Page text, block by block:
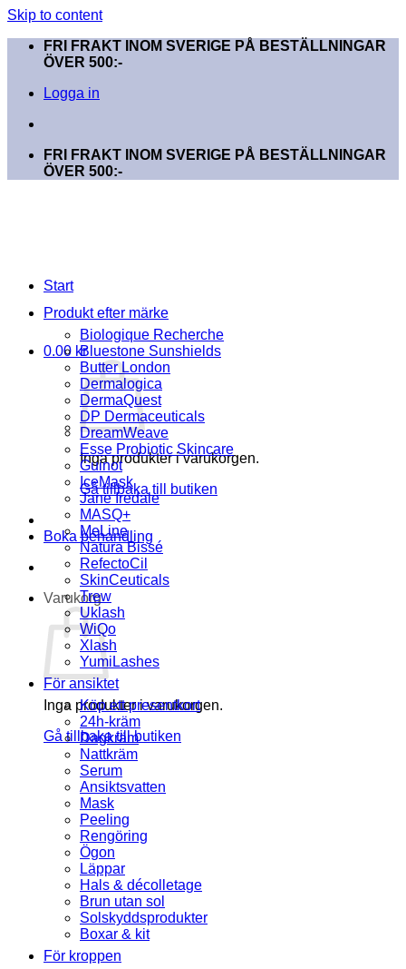
Skip to content
FRI FRAKT INOM SVERIGE PÅ BESTÄLLNINGAR
ÖVER 500:-
Logga in
FRI FRAKT INOM SVERIGE PÅ BESTÄLLNINGAR
ÖVER 500:-
0.00 kr
Inga produkter i varukorgen.
Gå tillbaka till butiken
Boka behandling
Varukorg
Inga produkter i varukorgen.
Gå tillbaka till butiken
Start
Produkt efter märke
Biologique Recherche
Bluestone Sunshields
Butter London
Dermalogica
DermaQuest
DP Dermaceuticals
DreamWeave
Esse Probiotic Skincare
Guinot
IceMask
Jane Iredale
MASQ+
MeLine
Natura Bissé
RefectoCil
SkinCeuticals
Trew
Uklash
WiQo
Xlash
YumiLashes
För ansiktet
Köp ett presentkort
24h-kräm
Dagkräm
Nattkräm
Serum
Ansiktsvatten
Mask
Peeling
Rengöring
Ögon
Läppar
Hals & décolletage
Brun utan sol
Solskyddsprodukter
Boxar & kit
För kroppen